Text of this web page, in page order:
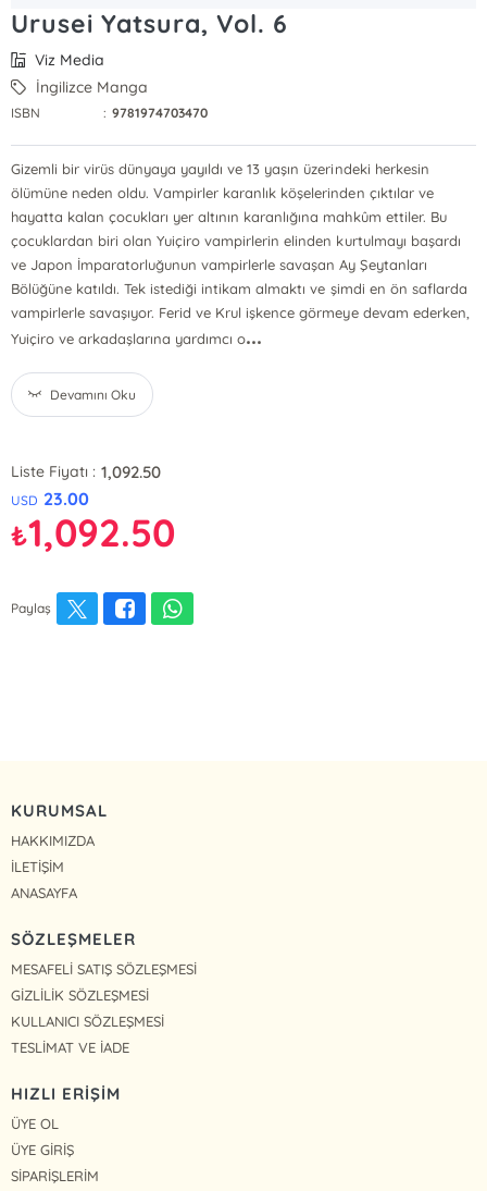
Urusei Yatsura, Vol. 6
Viz Media
İngilizce Manga
ISBN : 9781974703470
Gizemli bir virüs dünyaya yayıldı ve 13 yaşın üzerindeki herkesin
ölümüne neden oldu. Vampirler karanlık köşelerinden çıktılar ve
hayatta kalan çocukları yer altının karanlığına mahkûm ettiler. Bu
çocuklardan biri olan Yuiçiro vampirlerin elinden kurtulmayı başardı
ve Japon İmparatorluğunun vampirlerle savaşan Ay Şeytanları
Bölüğüne katıldı. Tek istediği intikam almaktı ve şimdi en ön saflarda
vampirlerle savaşıyor. Ferid ve Krul işkence görmeye devam ederken,
Yuiçiro ve arkadaşlarına yardımcı o...
Devamını Oku
Liste Fiyatı : 1,092.50
USD 23.00
₺1,092.50
Paylaş
KURUMSAL
HAKKIMIZDA
İLETİŞİM
ANASAYFA
SÖZLEŞMELER
MESAFELİ SATIŞ SÖZLEŞMESİ
GİZLİLİK SÖZLEŞMESİ
KULLANICI SÖZLEŞMESİ
TESLİMAT VE İADE
HIZLI ERİŞİM
ÜYE OL
ÜYE GİRİŞ
SİPARİŞLERİM